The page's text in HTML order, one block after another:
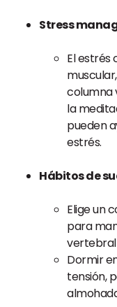
Stress
El estrés
columna
la
pueden
estrés.
Hábitos de
Elige un
para
vertebral
Dormir
tensión,